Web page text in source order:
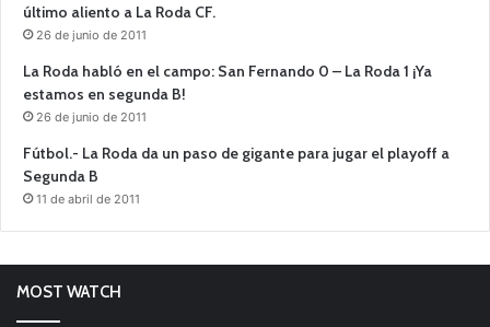
último aliento a La Roda CF.
26 de junio de 2011
La Roda habló en el campo: San Fernando 0 – La Roda 1 ¡Ya
estamos en segunda B!
26 de junio de 2011
Fútbol.- La Roda da un paso de gigante para jugar el playoff a
Segunda B
11 de abril de 2011
MOST WATCH